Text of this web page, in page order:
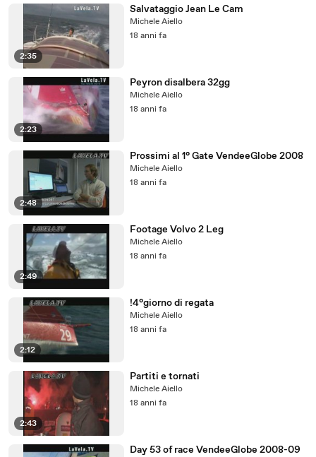
2:35
Salvataggio Jean Le Cam
Michele Aiello
18 anni fa
2:23
Peyron disalbera 32gg
Michele Aiello
18 anni fa
2:48
Prossimi al 1° Gate VendeeGlobe 2008
Michele Aiello
18 anni fa
2:49
Footage Volvo 2 Leg
Michele Aiello
18 anni fa
2:12
!4°giorno di regata
Michele Aiello
18 anni fa
2:43
Partiti e tornati
Michele Aiello
18 anni fa
Day 53 of race VendeeGlobe 2008-09